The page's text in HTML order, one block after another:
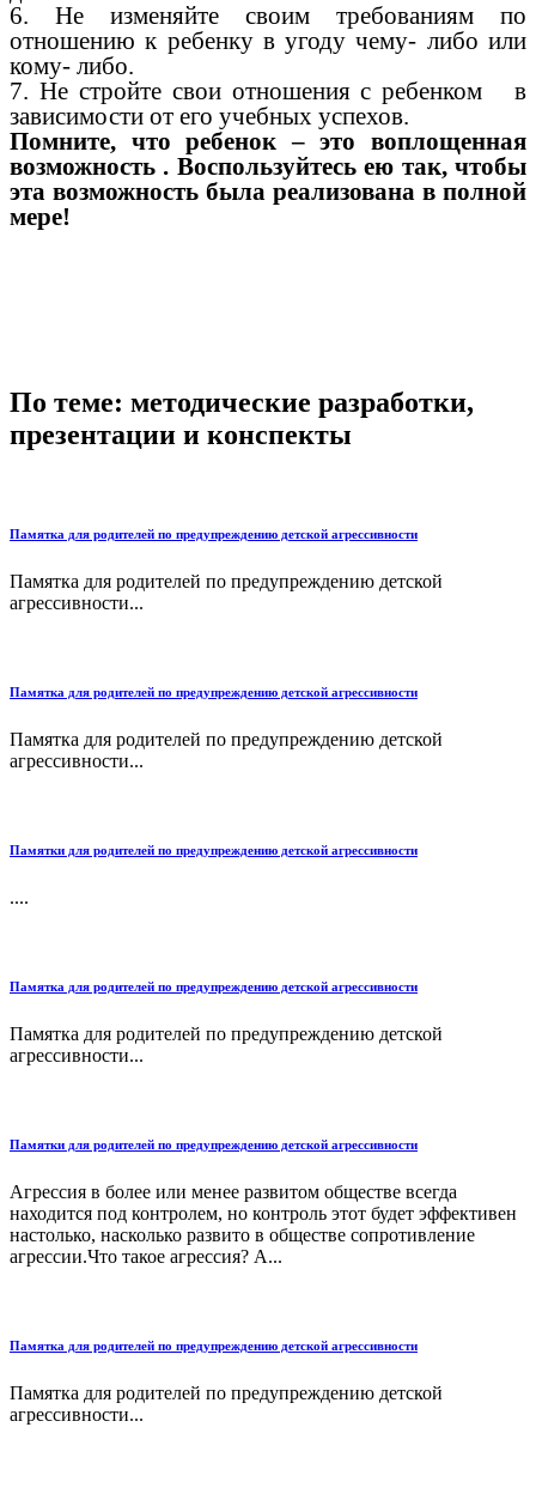
6. Не изменяйте своим требованиям по
отношению к ребенку в угоду чему- либо или
кому- либо.
7. Не стройте свои отношения с ребенком в
зависимости от его учебных успехов.
Помните, что ребенок – это воплощенная
возможность . Воспользуйтесь ею так, чтобы
эта возможность была реализована в полной
мере!
По теме: методические разработки,
презентации и конспекты
Памятка для родителей по предупреждению детской агрессивности
Памятка для родителей по предупреждению детской
агрессивности...
Памятка для родителей по предупреждению детской агрессивности
Памятка для родителей по предупреждению детской
агрессивности...
Памятки для родителей по предупреждению детской агрессивности
....
Памятка для родителей по предупреждению детской агрессивности
Памятка для родителей по предупреждению детской
агрессивности...
Памятки для родителей по предупреждению детской агрессивности
Агрессия в более или менее развитом обществе всегда
находится под контролем, но контроль этот будет эффективен
настолько, на­сколько развито в обществе сопротивление
агрессии.Что такое агрессия? А...
Памятка для родителей по предупреждению детской агрессивности
Памятка для родителей по предупреждению детской
агрессивности...